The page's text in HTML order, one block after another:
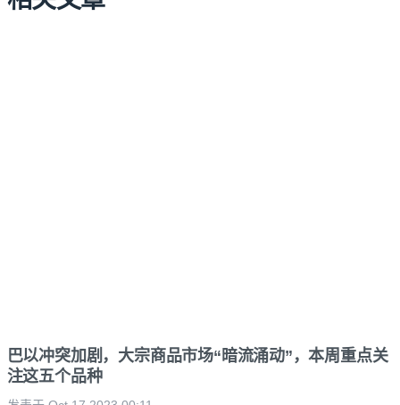
巴以冲突加剧，大宗商品市场“暗流涌动”，本周重点关
注这五个品种